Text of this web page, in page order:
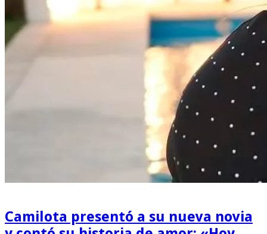
Camilota presentó a su nueva novia